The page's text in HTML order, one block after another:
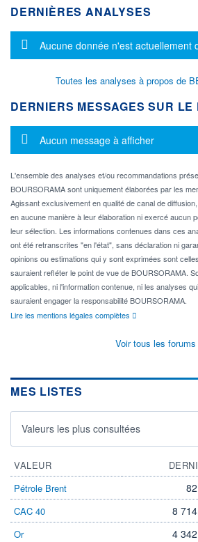
DERNIÈRES ANALYSES
Message d'information
Aucune donnée n'est actuellement
Toutes les analyses à propos de
DERNIERS MESSAGES SUR LE
Message d'information
Aucun message à afficher
L'ensemble des analyses et/ou recommandations
BOURSORAMA sont uniquement élaborées par les
Agissant exclusivement en qualité de canal de
en aucune manière à leur élaboration ni exercé aucun
leur sélection. Les informations contenues dans ces
ont été retranscrites "en l'état", sans déclaration ni
opinions ou estimations qui y sont exprimées sont
sauraient refléter le point de vue de BOURSORAMA.
applicables, ni l'information contenue, ni les analyses
sauraient engager la responsabilité BOURSORAMA.
Lire les mentions légales complètes
Voir tous les forums
MES LISTES
Valeurs les plus consultées
VALEUR
Pétrole Brent
CAC 40 8
Or 4